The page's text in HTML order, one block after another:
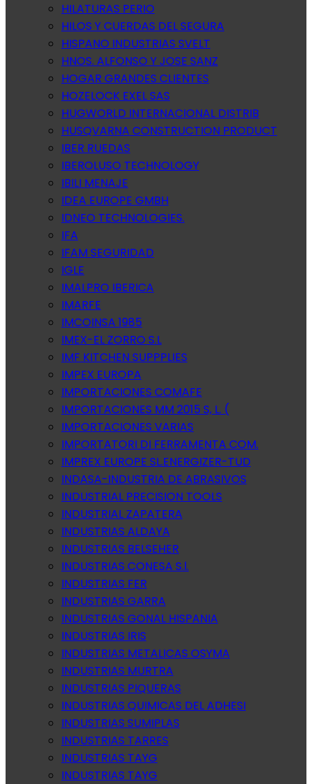
HILATURAS PERIO
HILOS Y CUERDAS DEL SEGURA
HISPANO INDUSTRIAS SVELT
HNOS. ALFONSO Y JOSE SANZ
HOGAR GRANDES CLIENTES
HOZELOCK EXEL SAS
HUGWORLD INTERNACIONAL DISTRIB
HUSQVARNA CONSTRUCTION PRODUCT
IBER RUEDAS
IBEROLUSO TECHNOLOGY
IBILI MENAJE
IDEA EUROPE GMBH
IDNEO TECHNOLOGIES.
IFA
IFAM SEGURIDAD
IGLE
IMALPRO IBERICA
IMARFE
IMCOINSA 1985
IMEX-EL ZORRO S.L
IMF KITCHEN SUPPPLIES
IMPEX EUROPA
IMPORTACIONES COMAFE
IMPORTACIONES MM 2015 S, L. (
IMPORTACIONES VARIAS
IMPORTATORI DI FERRAMENTA COM.
IMPREX EUROPE SL.ENERGIZER-TUD
INDASA-INDUSTRIA DE ABRASIVOS
INDUSTRIAL PRECISION TOOLS
INDUSTRIAL ZAPATERA
INDUSTRIAS ALDAYA
INDUSTRIAS BELSEHER
INDUSTRIAS CONESA S.l.
INDUSTRIAS FER
INDUSTRIAS GARRA
INDUSTRIAS GONAL HISPANIA
INDUSTRIAS IRIS
INDUSTRIAS METALICAS OSYMA
INDUSTRIAS MURTRA
INDUSTRIAS PIQUERAS
INDUSTRIAS QUIMICAS DEL ADHESI
INDUSTRIAS SUMIPLAS
INDUSTRIAS TARRES
INDUSTRIAS TAYG
INDUSTRIAS TAYG